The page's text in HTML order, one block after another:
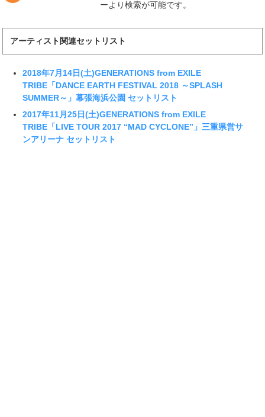
ーより検索が可能です。
アーティスト関連セットリスト
2018年7月14日(土)GENERATIONS from EXILE
TRIBE「DANCE EARTH FESTIVAL 2018 ～SPLASH
SUMMER～」幕張海浜公園 セットリスト
2017年11月25日(土)GENERATIONS from EXILE
TRIBE「LIVE TOUR 2017 “MAD CYCLONE”」三重県営サ
ンアリーナ セットリスト